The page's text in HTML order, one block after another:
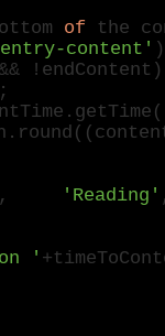
of the
content'
, 'Reading'
'